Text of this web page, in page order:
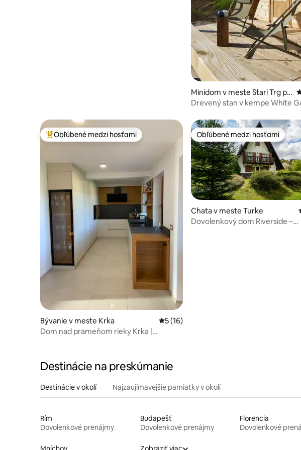
Minidom v meste Stari Trg pri
Ložu
Drevený stan v kempe White
Najobľúbenejšie medzi hosťami
Obľúbené medzi hosťami
Bývanie v meste Krka Priemerné ohodnotenie 5 z 5, počet
5 (16)
Dom nad prameňom rieky Krka |
Obľúbené medzi hosťami
Obľúbené medzi hosťami
Chata v meste Turke
Dovolenkový dom Riverside –
Destinácie na preskúmanie
Destinácie v okolí Najzaujímavejšie pamiatky v okolí
Rím
Dovolenkové prenájmy
Budapešť
Dovolenkové prenájmy
Florencia
Dovolenkové